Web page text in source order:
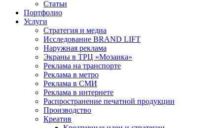
Статьи
Портфолио
Услуги
Стратегия и медиа
Исследование BRAND LIFT
Наружная реклама
Экраны в ТРЦ «Мозаика»
Реклама на транспорте
Реклама в метро
Реклама в СМИ
Реклама в интернете
Распространение печатной продукции
Производство
Креатив